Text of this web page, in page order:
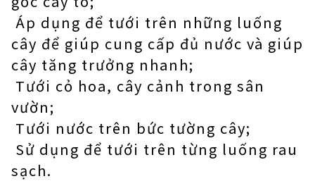
Áp dụng để tưới trên những luống
cây để giúp cung cấp đủ nước và giúp
cây tăng trưởng nhanh;
Tưới cỏ hoa, cây cảnh trong sân
vườn;
Tưới nước trên bức tường cây;
Sử dụng để tưới trên từng luống rau
sạch.